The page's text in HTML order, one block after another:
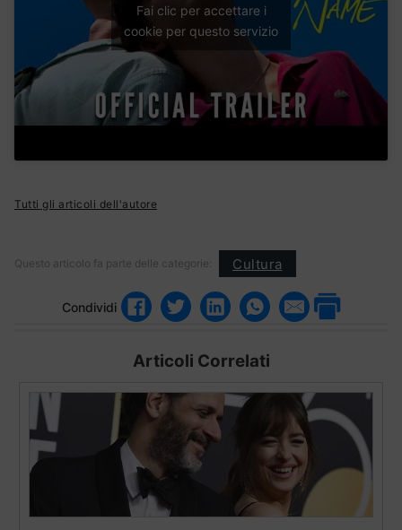
Fai clic per accettare i
cookie per questo servizio
Tutti gli articoli dell'autore
Questo articolo fa parte delle categorie: Cultura
Condividi
Articoli Correlati